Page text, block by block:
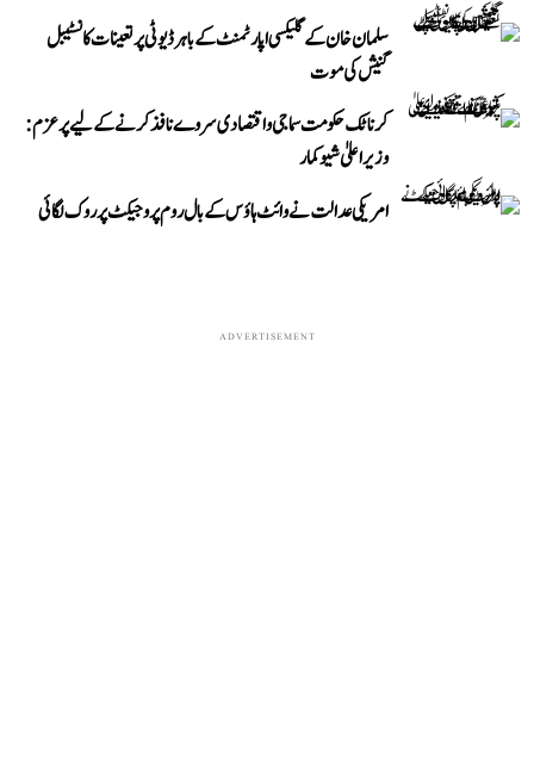
سلمان خان کے گلیکسی اپارٹمنٹ کے باہر ڈیوٹی پر تعینات کانسٹیبل
گنیش کی موت
کرناٹک حکومت سماجی و اقتصادی سروے نافذ کرنے کے لیے پرعزم:
وزیر اعلیٰ شیوکمار
امریکی عدالت نے وائٹ ہاؤس کے بال روم پروجیکٹ پر روک لگائی
ADVERTISEMENT